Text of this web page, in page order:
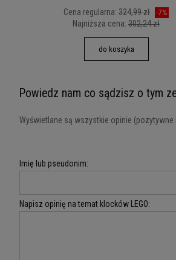
Cena regularna: 324,99 zł -7%
Najniższa cena: 302,24 zł
do koszyka
Powiedz nam co sądzisz o tym
Wyświetlane są wszystkie opinie (pozytywne
Imię lub pseudonim:
Napisz opinię na temat klocków LEGO: